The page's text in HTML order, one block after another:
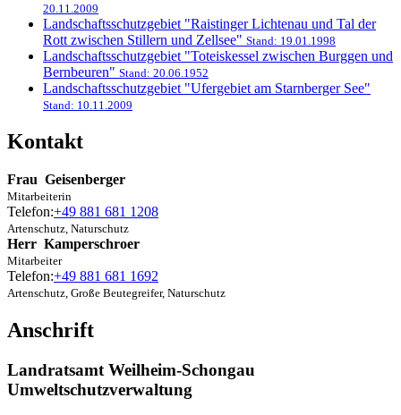
20.11.2009
Landschaftsschutzgebiet "Raistinger Lichtenau und Tal der
Rott zwischen Stillern und Zellsee" Stand: 19.01.1998
Landschaftsschutzgebiet "Toteiskessel zwischen Burggen und
Bernbeuren" Stand: 20.06.1952
Landschaftsschutzgebiet "Ufergebiet am Starnberger See"
Stand: 10.11.2009
Kontakt
Frau Geisenberger
Mitarbeiterin
Telefon:+49 881 681 1208
Artenschutz, Naturschutz
Herr Kamperschroer
Mitarbeiter
Telefon:+49 881 681 1692
Artenschutz, Große Beutegreifer, Naturschutz
Anschrift
Landratsamt Weilheim-Schongau
Umweltschutzverwaltung